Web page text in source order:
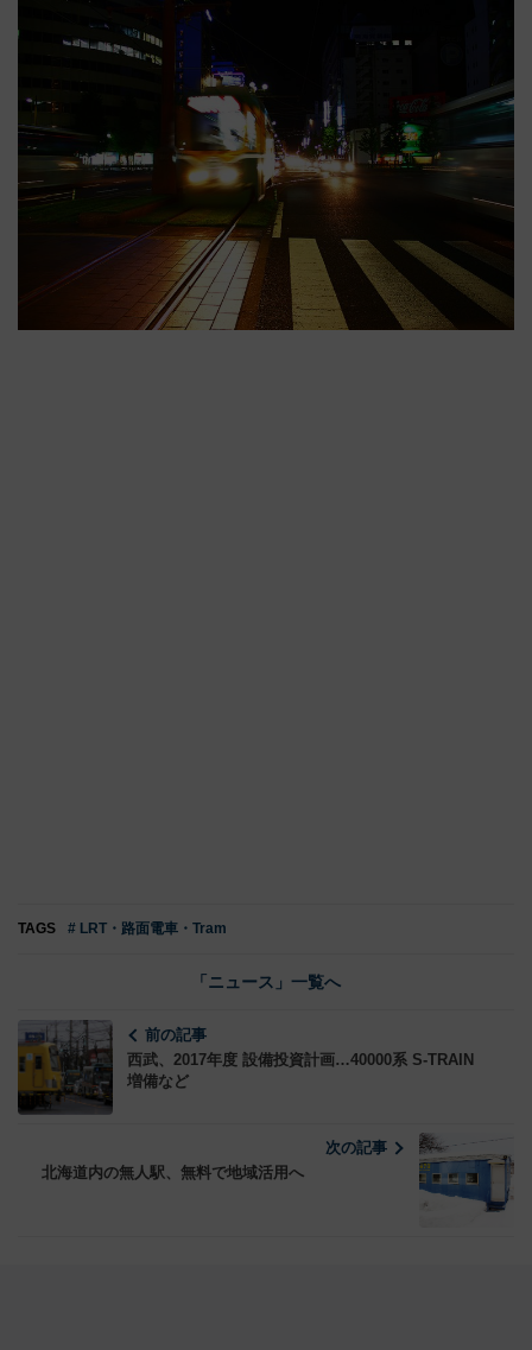
TAGS # LRT・路面電車・Tram
「ニュース」一覧へ
前の記事
西武、2017年度 設備投資計画…40000系 S-TRAIN
増備など
次の記事
北海道内の無人駅、無料で地域活用へ